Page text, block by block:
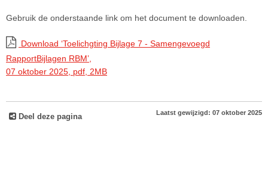
Gebruik de onderstaande link om het document te downloaden.
Download ‘Toelichgting Bijlage 7 - Samengevoegd
RapportBijlagen RBM’,
07 oktober 2025, pdf, 2MB
Deel deze pagina Laatst gewijzigd: 07 oktober 2025